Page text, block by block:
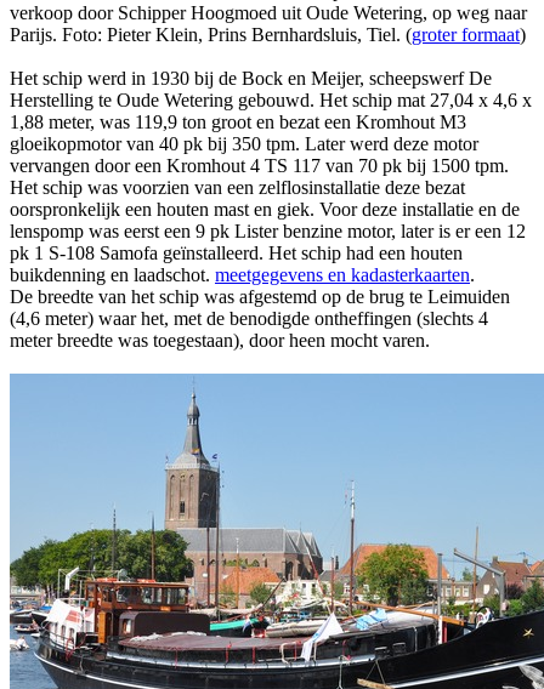
verkoop door Schipper Hoogmoed uit Oude Wetering, op weg naar
Parijs. Foto: Pieter Klein, Prins Bernhardsluis, Tiel. (groter formaat)
Het schip werd in 1930 bij de Bock en Meijer, scheepswerf De
Herstelling te Oude Wetering gebouwd. Het schip mat 27,04 x 4,6 x
1,88 meter, was 119,9 ton groot en bezat een Kromhout M3
gloeikopmotor van 40 pk bij 350 tpm. Later werd deze motor
vervangen door een Kromhout 4 TS 117 van 70 pk bij 1500 tpm.
Het schip was voorzien van een zelflosinstallatie deze bezat
oorspronkelijk een houten mast en giek. Voor deze installatie en de
lenspomp was eerst een 9 pk Lister benzine motor, later is er een 12
pk 1 S-108 Samofa geïnstalleerd. Het schip had een houten
buikdenning en laadschot. meetgegevens en kadasterkaarten.
De breedte van het schip was afgestemd op de brug te Leimuiden
(4,6 meter) waar het, met de benodigde ontheffingen (slechts 4
meter breedte was toegestaan), door heen mocht varen.